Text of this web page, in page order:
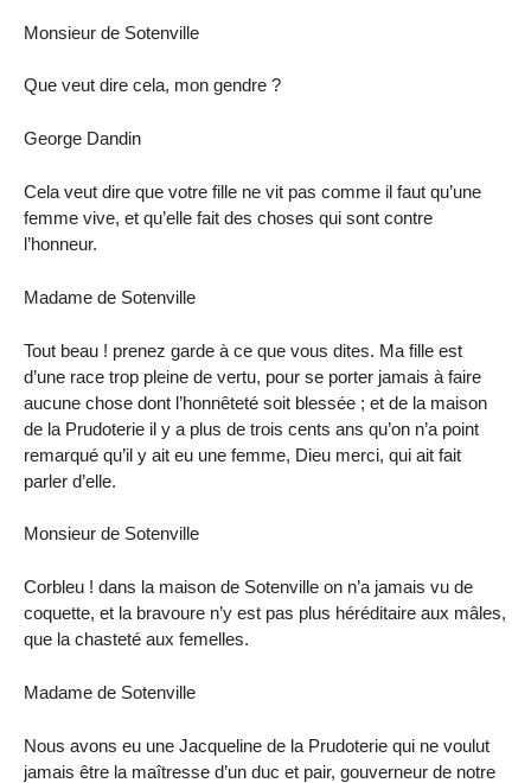
Monsieur de Sotenville
Que veut dire cela, mon gendre ?
George Dandin
Cela veut dire que votre fille ne vit pas comme il faut qu’une
femme vive, et qu’elle fait des choses qui sont contre
l’honneur.
Madame de Sotenville
Tout beau ! prenez garde à ce que vous dites. Ma fille est
d’une race trop pleine de vertu, pour se porter jamais à faire
aucune chose dont l’honnêteté soit blessée ; et de la maison
de la Prudoterie il y a plus de trois cents ans qu’on n’a point
remarqué qu’il y ait eu une femme, Dieu merci, qui ait fait
parler d’elle.
Monsieur de Sotenville
Corbleu ! dans la maison de Sotenville on n’a jamais vu de
coquette, et la bravoure n’y est pas plus héréditaire aux mâles,
que la chasteté aux femelles.
Madame de Sotenville
Nous avons eu une Jacqueline de la Prudoterie qui ne voulut
jamais être la maîtresse d’un duc et pair, gouverneur de notre